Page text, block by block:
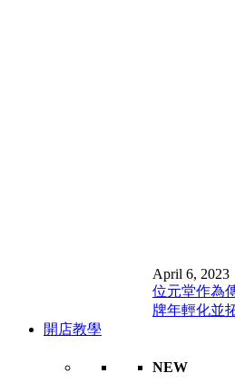
April 6, 2023
位元堂作為
牌年輕化並
開店教學
NEW